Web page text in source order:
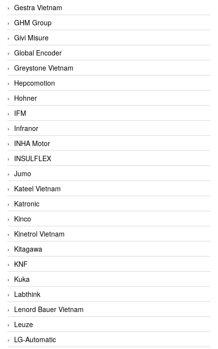
Gestra Vietnam
GHM Group
Givi Misure
Global Encoder
Greystone Vietnam
Hepcomotion
Hohner
IFM
Infranor
INHA Motor
INSULFLEX
Jumo
Kateel Vietnam
Katronic
Kinco
Kinetrol Vietnam
Kitagawa
KNF
Kuka
Labthink
Lenord Bauer Vietnam
Leuze
LG-Automatic